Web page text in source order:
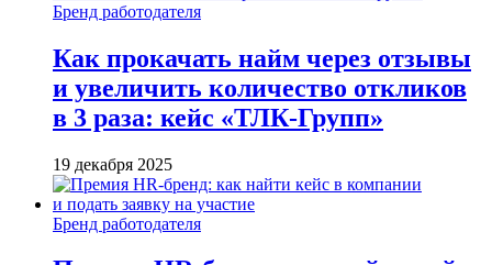
Бренд работодателя
Как прокачать найм через отзывы
и увеличить количество откликов
в 3 раза: кейс «ТЛК-Групп»
19 декабря 2025
Бренд работодателя